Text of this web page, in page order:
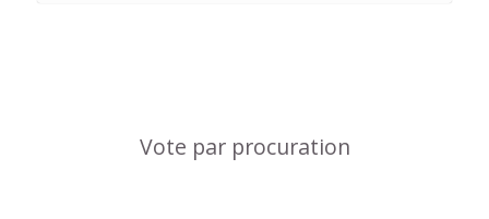
Vote par procuration